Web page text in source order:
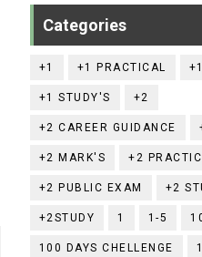
Categories
+1 +1 PRACTICAL
+1 STUDY'S +2
+2 CAREER GUIDANCE
+2 MARK'S +2
+2 PUBLIC EXAM +2
+2STUDY 1 1-5
100 DAYS CHELLENGE